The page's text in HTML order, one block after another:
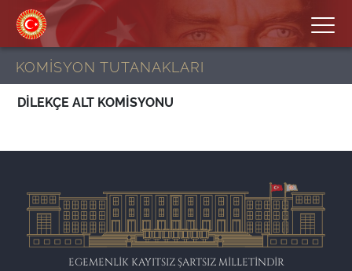
KOMİSYON TUTANAKLARI
DİLEKÇE ALT KOMİSYONU
EGEMENLİK KAYITSIZ ŞARTSIZ MİLLETİNDİR